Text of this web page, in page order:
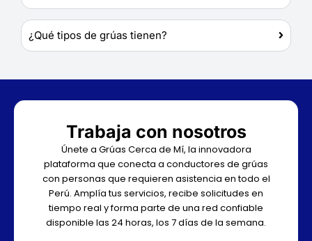
¿Qué tipos de grúas tienen?
Trabaja con nosotros
Únete a Grúas Cerca de Mí, la innovadora
plataforma que conecta a conductores de grúas
con personas que requieren asistencia en todo el
Perú. Amplía tus servicios, recibe solicitudes en
tiempo real y forma parte de una red confiable
disponible las 24 horas, los 7 días de la semana.